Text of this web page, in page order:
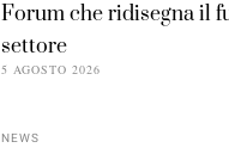
Forum che ridisegna il
settore
5 AGOSTO 2026
NEWS